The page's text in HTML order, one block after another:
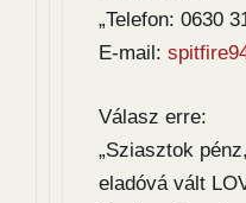
„Telefon: 0630
E-mail:
Válasz erre:
„Sziasztok
eladóvá vált